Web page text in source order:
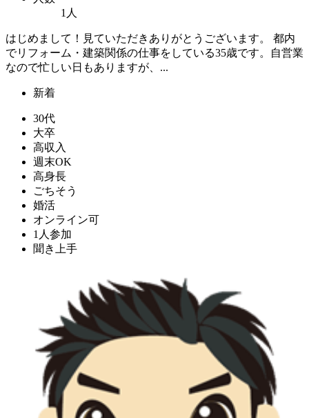
1人
はじめまして！見ていただきありがとうございます。 都内
でリフォーム・建築関係の仕事をしている35歳です。自営業
なので忙しい日もありますが、...
新着
30代
大卒
高収入
週末OK
高身長
ごちそう
婚活
オンライン可
1人参加
聞き上手